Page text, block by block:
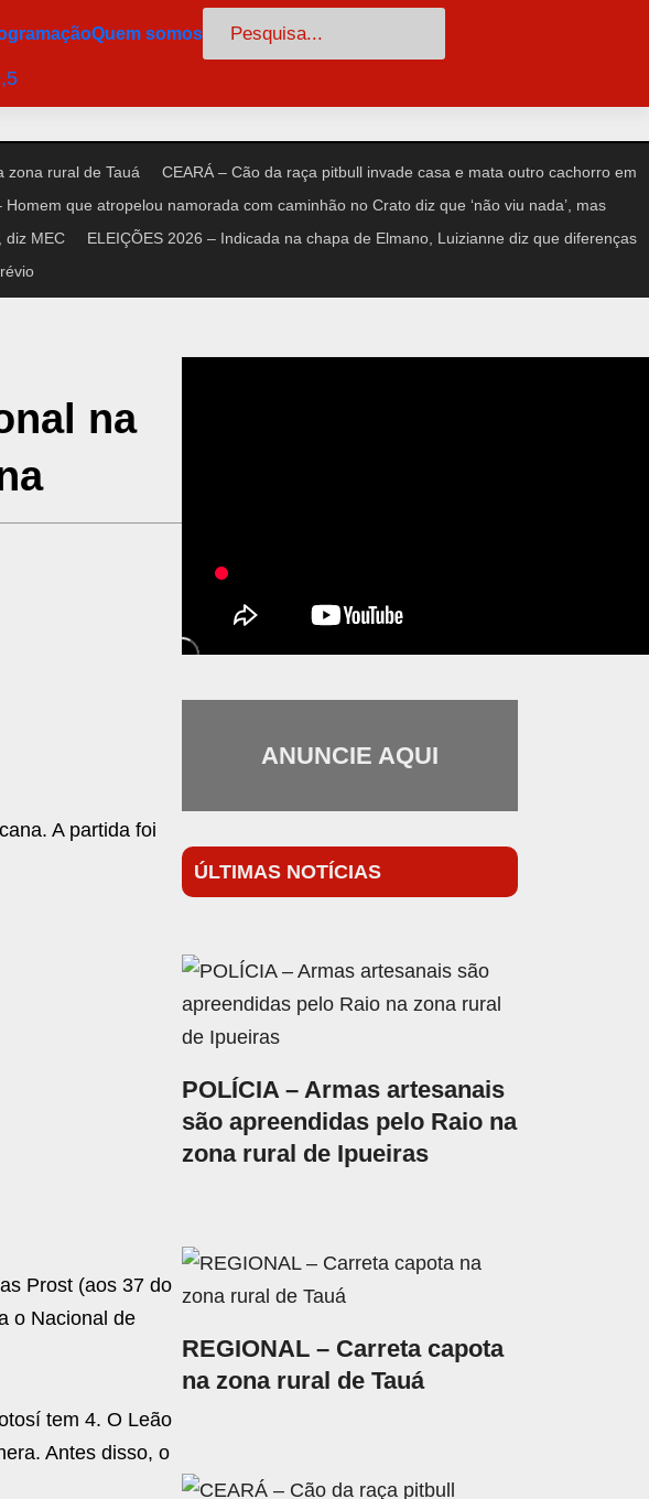
Quem somos Pesquisar
zona rural de Tauá
CEARÁ – Cão da raça pitbull invade casa e mata outro cachorro em
Homem que atropelou namorada com caminhão no Crato diz que ‘não viu nada’, mas
diz MEC
ELEIÇÕES 2026 – Indicada na chapa de Elmano, Luizianne diz que diferenças
na
A partida foi
Prost (aos 37 do
o Nacional de
tem 4. O Leão
Antes disso, o
ANUNCIE AQUI
ÚLTIMAS NOTÍCIAS
POLÍCIA – Armas artesanais
são apreendidas pelo Raio na
zona rural de Ipueiras
REGIONAL – Carreta capota
na zona rural de Tauá